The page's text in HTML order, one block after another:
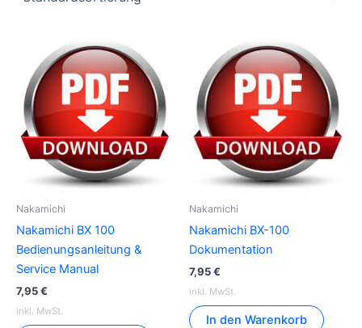
Nakamichi
Nakamichi BX 100
Bedienungsanleitung &
Service Manual
7,95€
inkl. MwSt.
Nakamichi
Nakamichi BX-100
Dokumentation
7,95€
inkl. MwSt.
In den Warenkorb